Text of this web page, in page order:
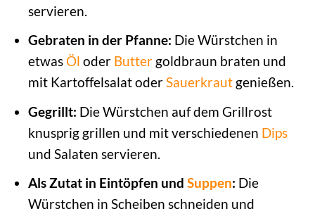
servieren.
Gebraten in der Pfanne: Die Würstchen in
etwas Öl oder Buttergoldbraun braten und
mit Kartoffelsalat oderSauerkrautgenießen.
Gegrillt: Die Würstchen auf dem Grillrost
knusprig grillen und mit verschiedenen Dips
und Salaten servieren.
Als Zutat in Eintöpfen und Suppen: Die
Würstchen in Scheiben schneiden und